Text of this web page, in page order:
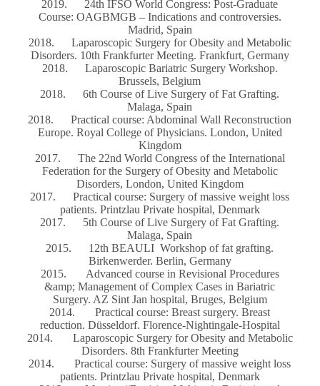
2019. 24th IFSO World Congress: Post-Graduate
Course: OAGBMGB – Indications and controversies.
Madrid, Spain
2018. Laparoscopic Surgery for Obesity and Metabolic
Disorders. 10th Frankfurter Meeting. Frankfurt, Germany
2018. Laparoscopic Bariatric Surgery Workshop.
Brussels, Belgium
2018. 6th Course of Live Surgery of Fat Grafting.
Malaga, Spain
2018. Practical course: Abdominal Wall Reconstruction
Europe. Royal College of Physicians. London, United
Kingdom
2017. The 22nd World Congress of the International
Federation for the Surgery of Obesity and Metabolic
Disorders, London, United Kingdom
2017. Practical course: Surgery of massive weight loss
patients. Printzlau Private hospital, Denmark
2017. 5th Course of Live Surgery of Fat Grafting.
Malaga, Spain
2015. 12th BEAULI Workshop of fat grafting.
Birkenwerder. Berlin, Germany
2015. Advanced course in Revisional Procedures
&amp; Management of Complex Cases in Bariatric
Surgery. AZ Sint Jan hospital, Bruges, Belgium
2014. Practical course: Breast surgery. Breast
reduction. Düsseldorf. Florence-Nightingale-Hospital
2014. Laparoscopic Surgery for Obesity and Metabolic
Disorders. 8th Frankfurter Meeting
2014. Practical course: Surgery of massive weight loss
patients. Printzlau Private hospital, Denmark